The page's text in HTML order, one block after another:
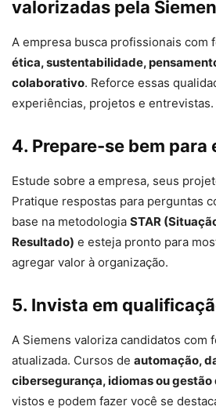
valorizadas pela
A empresa busca profissionais com
ética, sustentabilidade,
colaborativo. Reforce essas
experiências, projetos e entrevistas.
4. Prepare-se bem
Estude sobre a empresa, seus
Pratique respostas para perguntas
base na metodologia STAR
Resultado) e esteja pronto para
agregar valor à organização.
5. Invista em
A Siemens valoriza candidatos com
atualizada. Cursos de automação,
cibersegurança, idiomas ou gestão
vistos e podem fazer você se